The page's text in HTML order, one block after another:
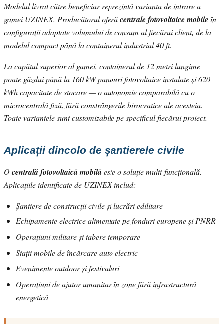
Modelul livrat către beneficiar reprezintă varianta de intrare a
gamei UZINEX. Producătorul oferăcentrale fotovoltaice mobileîn
configurații adaptate volumului de consum al fiecărui client, de la
modelul compact până la containerul industrial 40 ft.
La capătul superior al gamei, containerul de 12 metri lungime
poate găzdui până la 160 kW panouri fotovoltaice instalate și 620
kWh capacitate de stocare — o autonomie comparabilă cu o
microcentrală fixă, fără constrângerile birocratice ale acesteia.
Toate variantele sunt customizabile pe specificul fiecărui proiect.
Aplicații dincolo de șantierele civile
Ocentrală fotovoltaică mobilăeste o soluție multi-funcțională.
Aplicațiile identificate de UZINEX includ:
Șantiere de construcții civile și lucrări edilitare
Echipamente electrice alimentate pe fonduri europene și PNRR
Operațiuni militare și tabere temporare
Stații mobile de încărcare auto electric
Evenimente outdoor și festivaluri
Operațiuni de ajutor umanitar în zone fără infrastructură
energetică